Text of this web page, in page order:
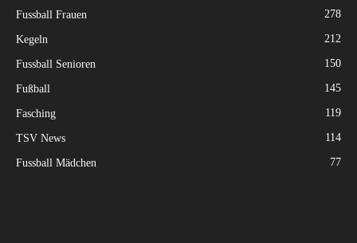
Fussball Frauen 278
Kegeln 212
Fussball Senioren 150
Fußball 145
Fasching 119
TSV News 114
Fussball Mädchen 77